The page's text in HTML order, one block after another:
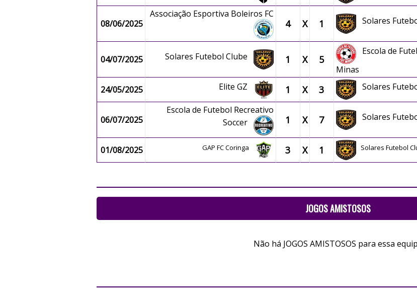
08/06/2025
Associação Esportiva Boleiros FC
4 X 1 Solares
04/07/2025 Solares Futebol Clube 1 X 5
Escola de
Minas
24/05/2025 Elite GZ 1 X 3 Solares
06/07/2025
Escola de Futebol Recreativo
Soccer
1 X 7 Solares
01/08/2025 GAP FC Coringa 3 X 1 Solares Futebol
JOGOS AMISTOSOS
Não há JOGOS AMISTOSOS para essa